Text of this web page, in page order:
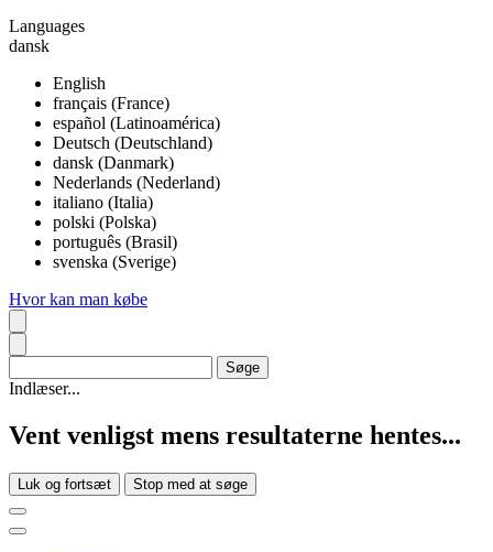
Languages
dansk
English
français (France)
español (Latinoamérica)
Deutsch (Deutschland)
dansk (Danmark)
Nederlands (Nederland)
italiano (Italia)
polski (Polska)
português (Brasil)
svenska (Sverige)
Hvor kan man købe
Indlæser...
Vent venligst mens resultaterne hentes...
Luk og fortsæt Stop med at søge